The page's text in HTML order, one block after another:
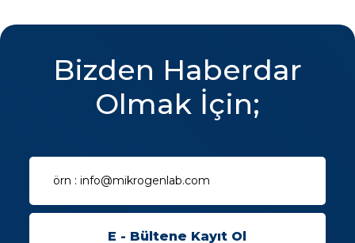
Bizden Haberdar
Olmak İçin;